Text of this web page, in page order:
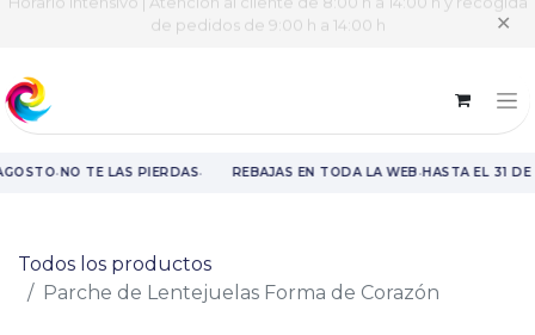
Horario intensivo | Atención al cliente de 8:00 h a 14:00 h y recogida
de pedidos de 9:00 h a 14:00 h
✕
·NO TE LAS PIERDAS· REBAJAS EN TODA LA WEB·HASTA EL 31 DE
Todos los productos
Parche de Lentejuelas Forma de Corazón